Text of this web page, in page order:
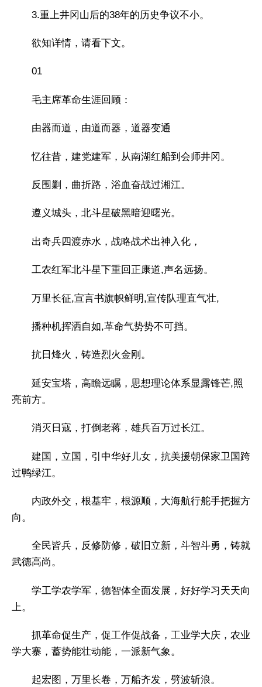
3.重上井冈山后的38年的历史争议不小。
欲知详情，请看下文。
01
毛主席革命生涯回顾：
由器而道，由道而器，道器变通
忆往昔，建党建军，从南湖红船到会师井冈。
反围剿，曲折路，浴血奋战过湘江。
遵义城头，北斗星破黑暗迎曙光。
出奇兵四渡赤水，战略战术出神入化，
工农红军北斗星下重回正康道,声名远扬。
万里长征,宣言书旗帜鲜明,宣传队理直气壮,
播种机挥洒自如,革命气势势不可挡。
抗日烽火，铸造烈火金刚。
延安宝塔，高瞻远瞩，思想理论体系显露锋芒,照
亮前方。
消灭日寇，打倒老蒋，雄兵百万过长江。
建国，立国，引中华好儿女，抗美援朝保家卫国跨
过鸭绿江。
内政外交，根基牢，根源顺，大海航行舵手把握方
向。
全民皆兵，反修防修，破旧立新，斗智斗勇，铸就
武德高尚。
学工学农学军，德智体全面发展，好好学习天天向
上。
抓革命促生产，促工作促战备，工业学大庆，农业
学大寨，蓄势能壮动能，一派新气象。
起宏图，万里长卷，万船齐发，劈波斩浪。